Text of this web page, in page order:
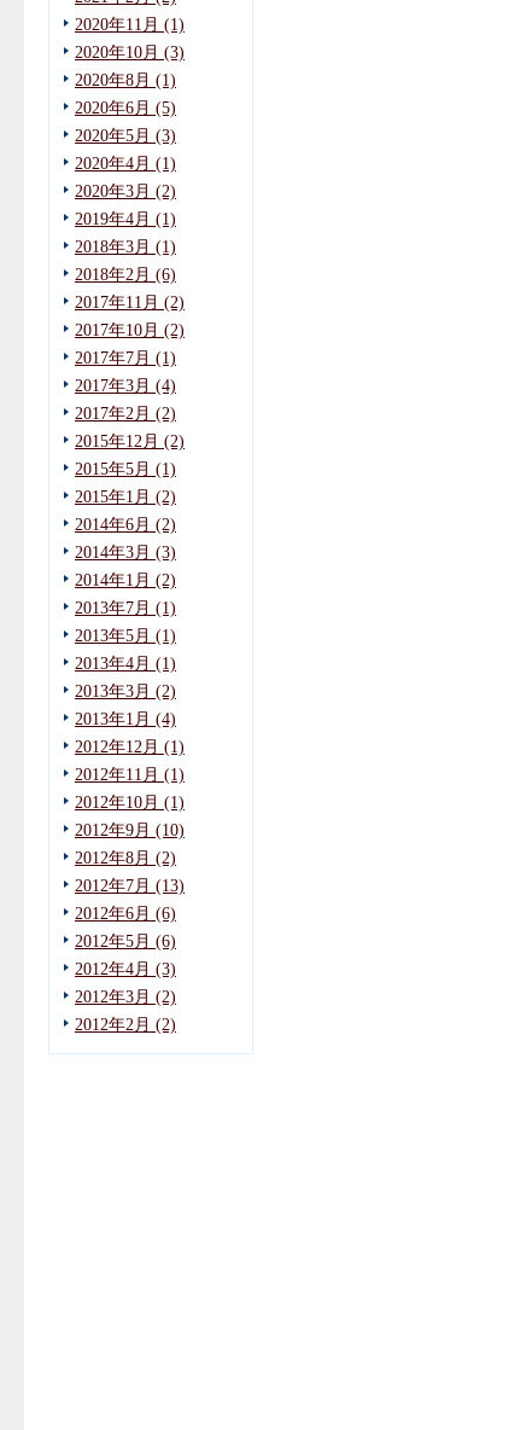
2020年11月 (1)
2020年10月 (3)
2020年8月 (1)
2020年6月 (5)
2020年5月 (3)
2020年4月 (1)
2020年3月 (2)
2019年4月 (1)
2018年3月 (1)
2018年2月 (6)
2017年11月 (2)
2017年10月 (2)
2017年7月 (1)
2017年3月 (4)
2017年2月 (2)
2015年12月 (2)
2015年5月 (1)
2015年1月 (2)
2014年6月 (2)
2014年3月 (3)
2014年1月 (2)
2013年7月 (1)
2013年5月 (1)
2013年4月 (1)
2013年3月 (2)
2013年1月 (4)
2012年12月 (1)
2012年11月 (1)
2012年10月 (1)
2012年9月 (10)
2012年8月 (2)
2012年7月 (13)
2012年6月 (6)
2012年5月 (6)
2012年4月 (3)
2012年3月 (2)
2012年2月 (2)